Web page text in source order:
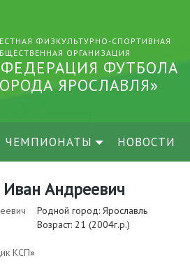
ФИЗКУЛЬТУРНО-СПОРТИВНАЯ
ОРГАНИЗАЦИЯ
ФУТБОЛА
ЯРОСЛАВЛЯ»
ЧЕМПИОНАТЫ НОВОСТИ
Андреевич
Родной город: Ярославль
Возраст: 21 (2004г.р.)
КСП»